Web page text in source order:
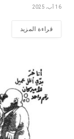
16 آب، 2025
قراءة المزيد